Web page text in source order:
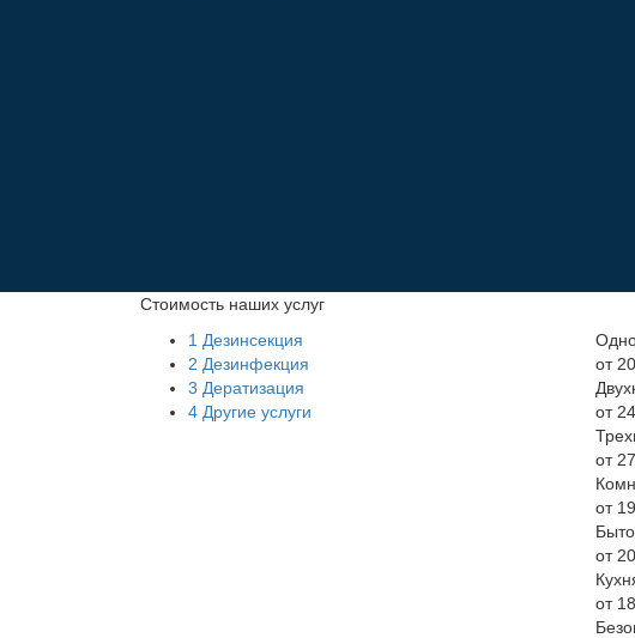
Стоимость наших услуг
1 Дезинсекция
2 Дезинфекция
3 Дератизация
4 Другие услуги
от
от
от
от
от
от